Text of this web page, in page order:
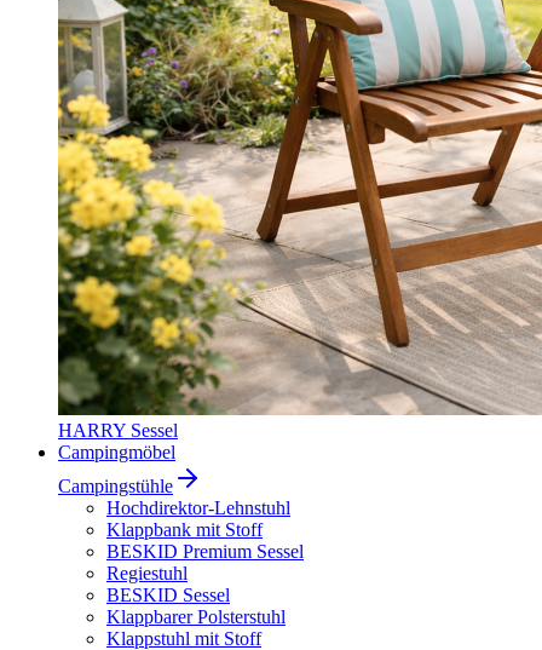
HARRY Sessel
Campingmöbel
Campingstühle
Hochdirektor-Lehnstuhl
Klappbank mit Stoff
BESKID Premium Sessel
Regiestuhl
BESKID Sessel
Klappbarer Polsterstuhl
Klappstuhl mit Stoff